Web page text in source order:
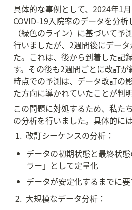
具体的な事例として、2024年1
COVID-19入院率のデータを分
（緑色のライン）に基づいて予
行いましたが、2週間後にデー
た。これは、後から到着した記
す。その後も2週間ごとに改訂
時点での予測は、データ改訂の
た方向に導かれていたことが判
この問題に対処するため、私た
の分析を行いました。具体的に
1.  改訂シーケンスの分析：
データの初期状態と最終状
ラー」として定量化
データが安定化するまでに
2.  大規模なデータ分析：